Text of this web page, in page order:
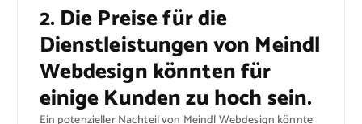
2. Die Preise für die
Dienstleistungen von Meindl
Webdesign könnten für
einige Kunden zu hoch sein.
Ein potenzieller Nachteil von Meindl Webdesign könnte